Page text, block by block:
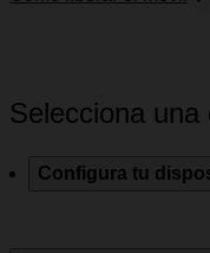
Selecciona una
Configura tu